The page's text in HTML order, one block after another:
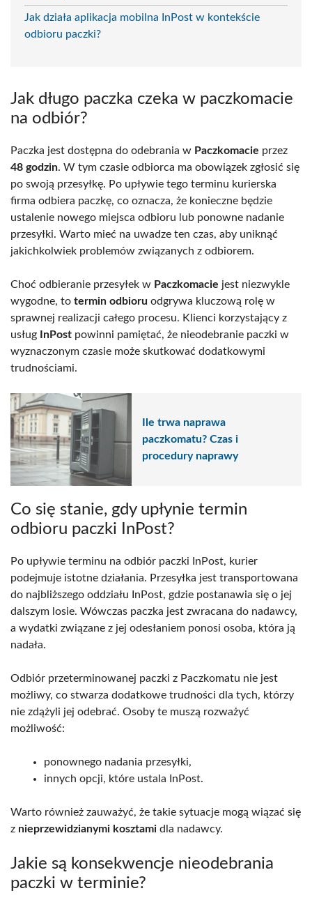
Jak działa aplikacja mobilna InPost w kontekście
odbioru paczki?
Jak długo paczka czeka w paczkomacie
na odbiór?
Paczka jest dostępna do odebrania w Paczkomacie przez
48 godzin. W tym czasie odbiorca ma obowiązek zgłosić się
po swoją przesyłkę. Po upływie tego terminu kurierska
firma odbiera paczkę, co oznacza, że konieczne będzie
ustalenie nowego miejsca odbioru lub ponowne nadanie
przesyłki. Warto mieć na uwadze ten czas, aby uniknąć
jakichkolwiek problemów związanych z odbiorem.
Choć odbieranie przesyłek w Paczkomacie jest niezwykle
wygodne, to termin odbioru odgrywa kluczową rolę w
sprawnej realizacji całego procesu. Klienci korzystający z
usług
InPost powinni pamiętać, że nieodebranie paczki w
wyznaczonym czasie może skutkować dodatkowymi
trudnościami.
Ile trwa naprawa
paczkomatu? Czas i
procedury naprawy
Co się stanie, gdy upłynie termin
odbioru paczki InPost?
Po upływie terminu na odbiór paczki InPost, kurier
podejmuje istotne działania. Przesyłka jest transportowana
do najbliższego oddziału InPost, gdzie postanawia się o jej
dalszym losie. Wówczas paczka jest zwracana do nadawcy,
a wydatki związane z jej odesłaniem ponosi osoba, która ją
nadała.
Odbiór przeterminowanej paczki z Paczkomatu nie jest
możliwy, co stwarza dodatkowe trudności dla tych, którzy
nie zdążyli jej odebrać. Osoby te muszą rozważyć
możliwość:
ponownego nadania przesyłki,
innych opcji, które ustala InPost.
Warto również zauważyć, że takie sytuacje mogą wiązać się
z nieprzewidzianymi kosztami dla nadawcy.
Jakie są konsekwencje nieodebrania
paczki w terminie?